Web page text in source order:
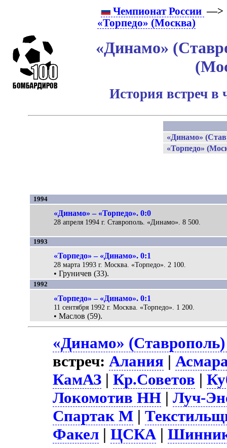
Чемпионат России —>
«Торпедо» (Москва)
«Динамо»
История встреч в
«Динамо»
«Торпедо»
1994
«Динамо» – «Торпедо». 0:0
28 апреля 1994 г. Ставрополь. «Динамо». 8 500.
1993
«Торпедо» – «Динамо». 0:1
28 марта 1993 г. Москва. «Торпедо». 2 100.
• Груничев (33).
1992
«Торпедо» – «Динамо». 0:1
11 сентября 1992 г. Москва. «Торпедо». 1 200.
• Маслов (59).
«Динамо»
встреч:Алания |
КамАЗ |Кр.Советов |
Локомотив НН |Луч-
Спартак М |
Факел |ЦСКА |